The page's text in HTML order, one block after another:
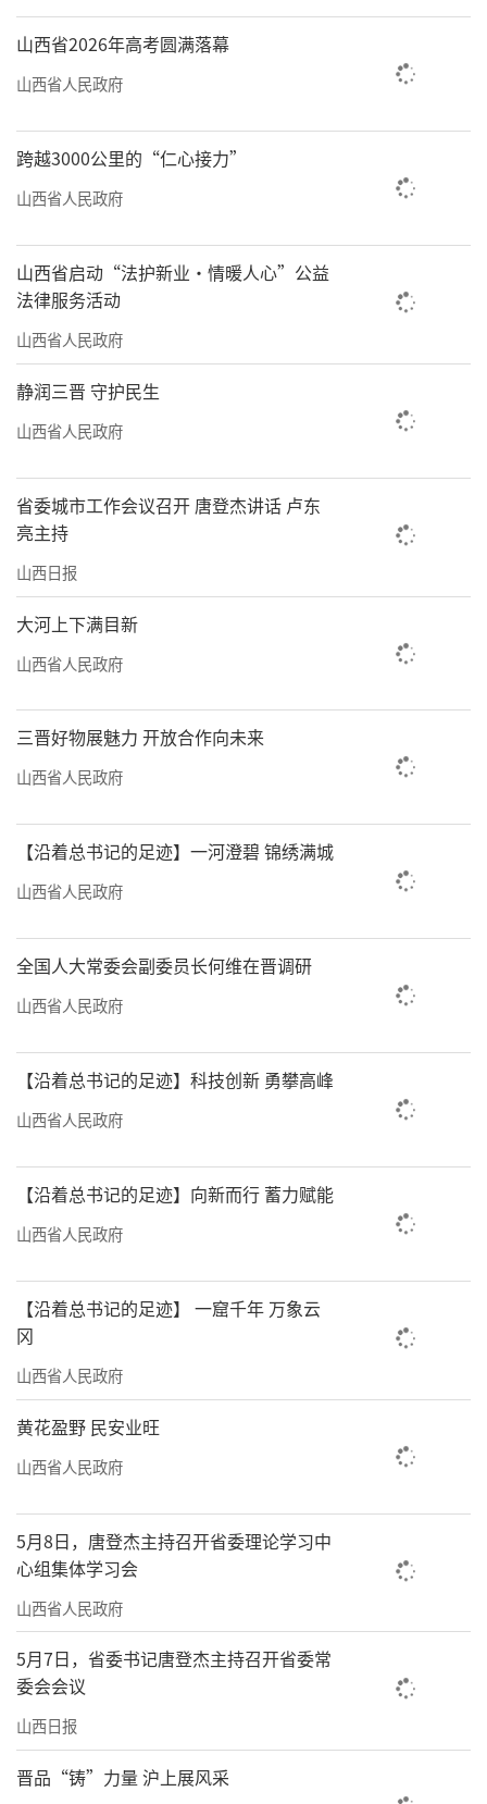
山西省2026年高考圆满落幕
山西省人民政府
跨越3000公里的“仁心接力”
山西省人民政府
山西省启动“法护新业·情暖人心”公益
法律服务活动
山西省人民政府
静润三晋 守护民生
山西省人民政府
省委城市工作会议召开 唐登杰讲话 卢东
亮主持
山西日报
大河上下满目新
山西省人民政府
三晋好物展魅力 开放合作向未来
山西省人民政府
【沿着总书记的足迹】一河澄碧 锦绣满城
山西省人民政府
全国人大常委会副委员长何维在晋调研
山西省人民政府
【沿着总书记的足迹】科技创新 勇攀高峰
山西省人民政府
【沿着总书记的足迹】向新而行 蓄力赋能
山西省人民政府
【沿着总书记的足迹】 一窟千年 万象云
冈
山西省人民政府
黄花盈野 民安业旺
山西省人民政府
5月8日，唐登杰主持召开省委理论学习中
心组集体学习会
山西省人民政府
5月7日，省委书记唐登杰主持召开省委常
委会会议
山西日报
晋品“铸”力量 沪上展风采